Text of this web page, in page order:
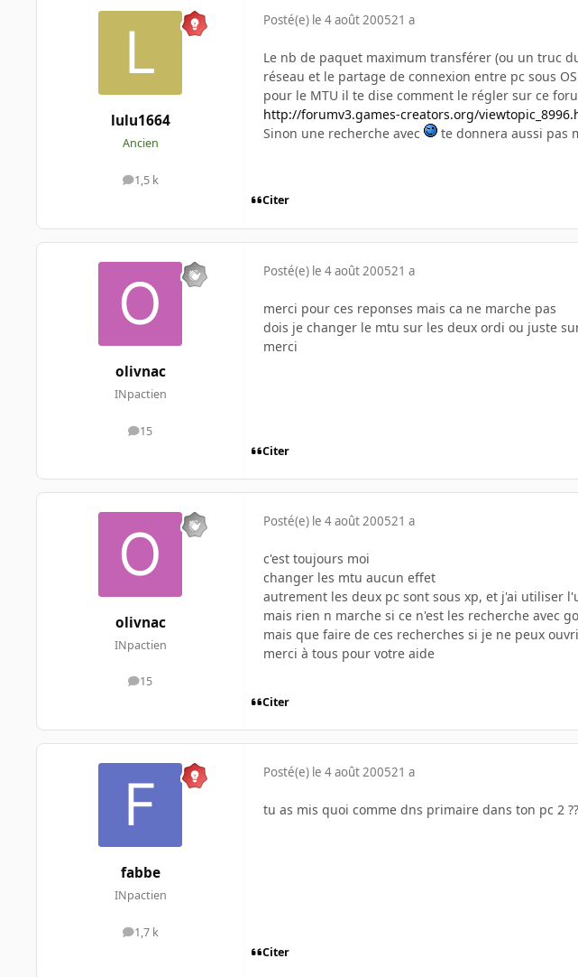
lulu1664
Ancien
1,5 k
messages
Posté(e) le 4 août 200521 a
Le nb de paquet maximum transférer (ou un truc
réseau et le partage de connexion entre pc sous
pour le MTU il te dise comment le régler sur ce
http://forumv3.games-creators.org/
Sinon une recherche avec
te donnera aussi pas
Citer
olivnac
INpactien
15
messages
Posté(e) le 4 août 200521 a
merci pour ces reponses mais ca ne marche pas
dois je changer le mtu sur les deux ordi ou juste
merci
Citer
olivnac
INpactien
15
messages
Posté(e) le 4 août 200521 a
c'est toujours moi
changer les mtu aucun effet
autrement les deux pc sont sous xp, et j'ai utiliser
mais rien n marche si ce n'est les recherche avec
mais que faire de ces recherches si je ne peux
merci à tous pour votre aide
Citer
fabbe
INpactien
1,7 k
messages
Posté(e) le 4 août 200521 a
tu as mis quoi comme dns primaire dans ton pc 2 ??
Citer